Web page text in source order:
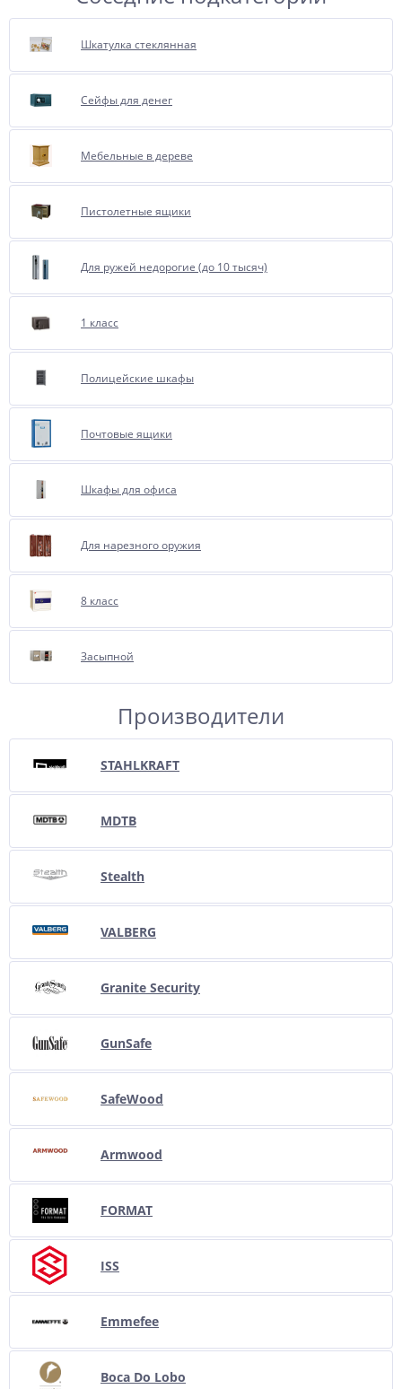
Шкатулка стеклянная
Сейфы для денег
Мебельные в дереве
Пистолетные ящики
Для ружей недорогие (до 10 тысяч)
1 класс
Полицейские шкафы
Почтовые ящики
Шкафы для офиса
Для нарезного оружия
8 класс
Засыпной
Производители
STAHLKRAFT
MDTB
Stealth
VALBERG
Granite Security
GunSafe
SafeWood
Armwood
FORMAT
ISS
Emmefee
Boca Do Lobo